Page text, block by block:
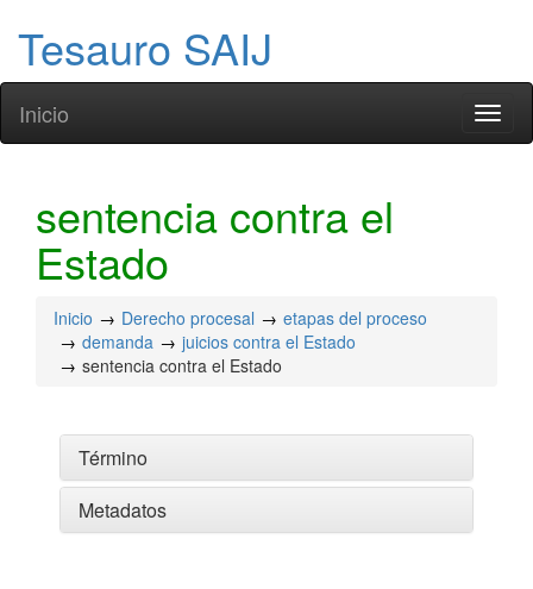
Tesauro SAIJ
Inicio
sentencia contra el
Estado
Inicio Derecho procesal
etapas del proceso
demanda
juicios contra el Estado
sentencia contra el Estado
Término
Metadatos